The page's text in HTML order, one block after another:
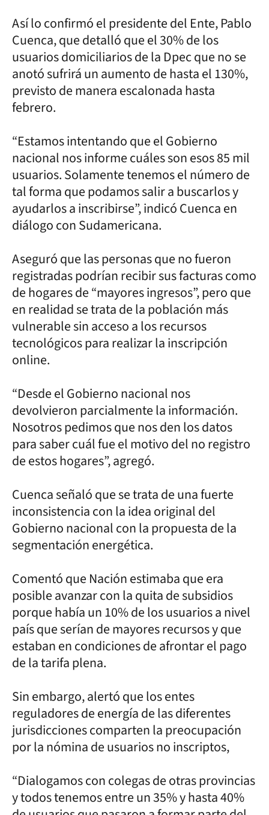
Así lo confirmó el presidente del Ente, Pablo
Cuenca, que detalló que el 30% de los
usuarios domiciliarios de la Dpec que no se
anotó sufrirá un aumento de hasta el 130%,
previsto de manera escalonada hasta
febrero.
“Estamos intentando que el Gobierno
nacional nos informe cuáles son esos 85 mil
usuarios. Solamente tenemos el número de
tal forma que podamos salir a buscarlos y
ayudarlos a inscribirse”, indicó Cuenca en
diálogo con Sudamericana.
Aseguró que las personas que no fueron
registradas podrían recibir sus facturas como
de hogares de “mayores ingresos”, pero que
en realidad se trata de la población más
vulnerable sin acceso a los recursos
tecnológicos para realizar la inscripción
online.
“Desde el Gobierno nacional nos
devolvieron parcialmente la información.
Nosotros pedimos que nos den los datos
para saber cuál fue el motivo del no registro
de estos hogares”, agregó.
Cuenca señaló que se trata de una fuerte
inconsistencia con la idea original del
Gobierno nacional con la propuesta de la
segmentación energética.
Comentó que Nación estimaba que era
posible avanzar con la quita de subsidios
porque había un 10% de los usuarios a nivel
país que serían de mayores recursos y que
estaban en condiciones de afrontar el pago
de la tarifa plena.
Sin embargo, alertó que los entes
reguladores de energía de las diferentes
jurisdicciones comparten la preocupación
por la nómina de usuarios no inscriptos,
“Dialogamos con colegas de otras provincias
y todos tenemos entre un 35% y hasta 40%